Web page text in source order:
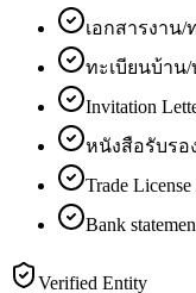
เอกสารงาน
ทะเบียนบ้าน
Invitation
หนังสือรับรอ
Trade
Bank
Verified Entity